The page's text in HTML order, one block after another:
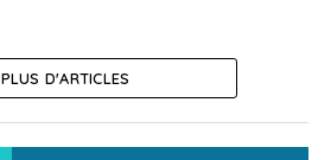
PLUS D'ARTICLES